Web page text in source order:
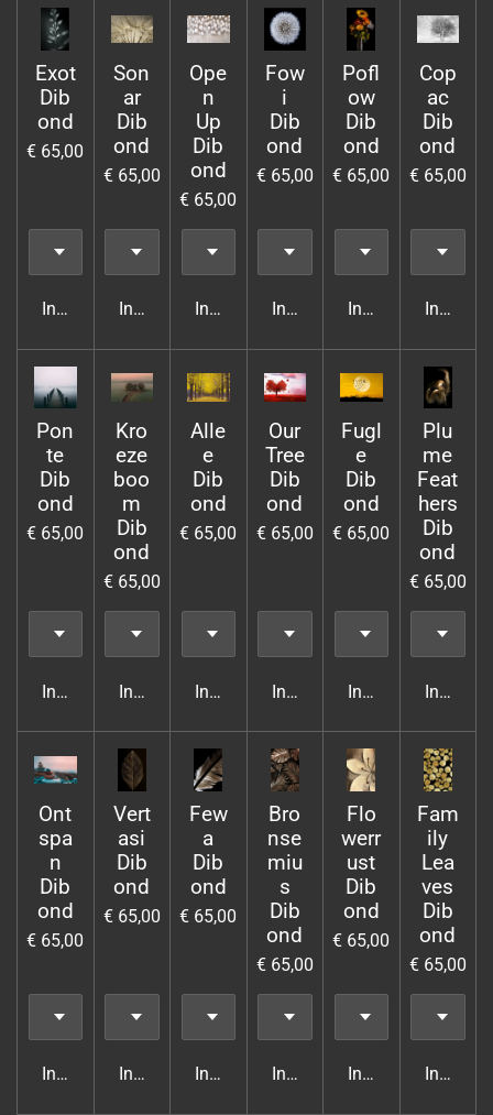
Exot
Dib
ond
€ 65,00
In winkelwagen
Son
ar
Dib
ond
€ 65,00
In winkelwagen
Ope
n
Up
Dib
ond
€ 65,00
In winkelwagen
Fow
i
Dib
ond
€ 65,00
In winkelwagen
Pofl
ow
Dib
ond
€ 65,00
In winkelwagen
Cop
ac
Dib
ond
€ 65,00
In
Pon
te
Dib
ond
€ 65,00
In winkelwagen
Kro
eze
boo
m
Dib
ond
€ 65,00
In winkelwagen
Alle
e
Dib
ond
€ 65,00
In winkelwagen
Our
Tree
Dib
ond
€ 65,00
In winkelwagen
Fugl
e
Dib
ond
€ 65,00
In winkelwagen
Plu
me
Feat
hers
Dib
ond
€ 65,00
In
Ont
spa
n
Dib
ond
€ 65,00
In winkelwagen
Vert
asi
Dib
ond
€ 65,00
In winkelwagen
Few
a
Dib
ond
€ 65,00
In winkelwagen
Bro
nse
miu
s
Dib
ond
€ 65,00
In winkelwagen
Flo
werr
ust
Dib
ond
€ 65,00
In winkelwagen
Fam
ily
Lea
ves
Dib
ond
€ 65,00
In